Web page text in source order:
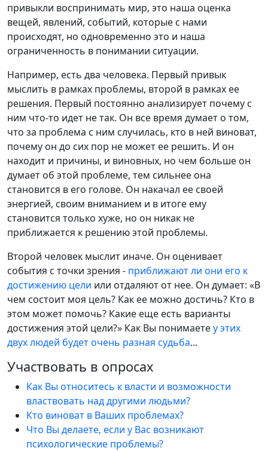
привыкли воспринимать мир, это наша оценка
вещей, явлений, событий, которые с нами
происходят, но одновременно это и наша
ограниченность в понимании ситуации.
Например, есть два человека. Первый привык
мыслить в рамках проблемы, второй в рамках ее
решения. Первый постоянно анализирует почему с
ним что-то идет не так. Он все время думает о том,
что за проблема с ним случилась, кто в ней виноват,
почему он до сих пор не может ее решить. И он
находит и причины, и виновных, но чем больше он
думает об этой проблеме, тем сильнее она
становится в его голове. Он накачал ее своей
энергией, своим вниманием и в итоге ему
становится только хуже, но он никак не
приближается к решению этой проблемы.
Второй человек мыслит иначе. Он оценивает
события с точки зрения - приближают ли они его к
достижению цели или отдаляют от нее. Он думает: «В
чем состоит моя цель? Как ее можно достичь? Кто в
этом может помочь? Какие еще есть варианты
достижения этой цели?» Как Вы понимаетеу этих
двух людей будет очень разная судьба...
Участвовать в опросах
Как Вы относитесь к власти и возможности
властвовать над другими людьми?
Кто виноват в Ваших проблемах?
Что Вы делаете, если у Вас возникают
психологические проблемы?